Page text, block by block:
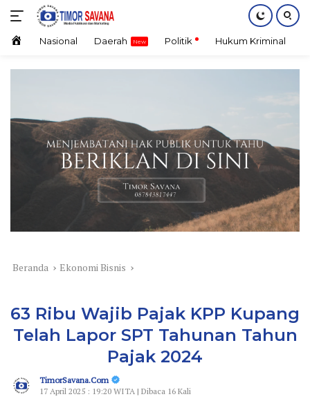
Langsung
konten HomeNasional Daerah Politik Hukum Kriminal
Beranda Ekonomi Bisnis
63 Ribu Wajib Pajak KPP Kupang
Telah Lapor SPT Tahunan Tahun
Pajak 2024
TimorSavana.Com
17 April 2025 : 19:20 WITA | Dibaca 16 Kali